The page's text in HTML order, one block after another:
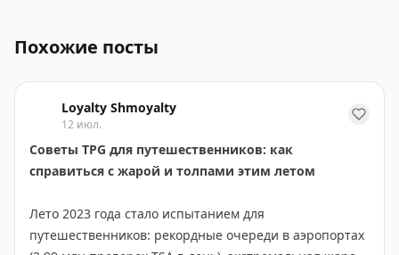
Похожие посты
Loyalty Shmoyalty
12 июл.
Советы TPG для путешественников: как
справиться с жарой и толпами этим летом
Лето 2023 года стало испытанием для
путешественников: рекордные очереди в аэропортах